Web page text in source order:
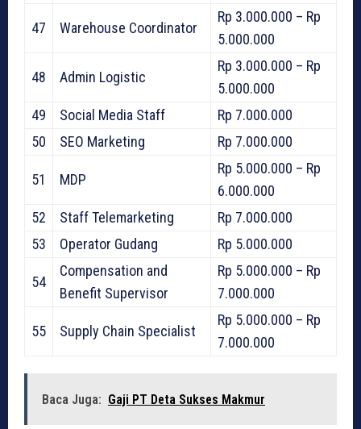
47 Warehouse Coordinator
Rp 3.000.000 – Rp
5.000.000
48 Admin Logistic
Rp 3.000.000 – Rp
5.000.000
49
Social Media Staff
Rp 7.000.000
50
SEO Marketing Rp 7.000.000
51 MDP
Rp 5.000.000 – Rp
6.000.000
52
Staff Telemarketing
Rp 7.000.000
53
Operator Gudang Rp 5.000.000
54
Compensation and
Benefit Supervisor
Rp 5.000.000 – Rp
7.000.000
55 Supply Chain Specialist
Rp 5.000.000 – Rp
7.000.000
Baca Juga: Gaji PT Deta Sukses Makmur